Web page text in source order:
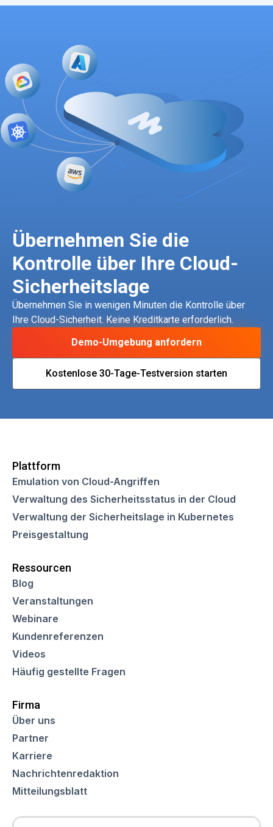
Übernehmen Sie die
Kontrolle über Ihre Cloud-
Sicherheitslage
Übernehmen Sie in wenigen Minuten die Kontrolle über
Ihre Cloud-Sicherheit. Keine Kreditkarte erforderlich.
Demo-Umgebung anfordern
Kostenlose 30-Tage-Testversion starten
Plattform
Emulation von Cloud-Angriffen
Verwaltung des Sicherheitsstatus in der Cloud
Verwaltung der Sicherheitslage in Kubernetes
Preisgestaltung
Ressourcen
Blog
Veranstaltungen
Webinare
Kundenreferenzen
Videos
Häufig gestellte Fragen
Firma
Über uns
Partner
Karriere
Nachrichtenredaktion
Mitteilungsblatt